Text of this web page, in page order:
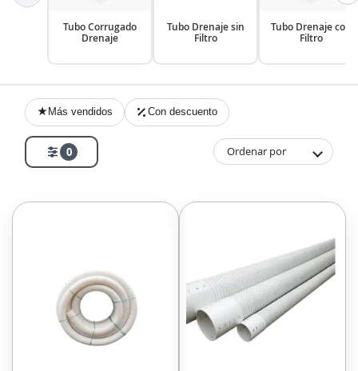
Tubo Corrugado
Drenaje
Tubo Drenaje sin
Filtro
Tubo Drenaje con
Filtro
Más vendidos Con descuento
0 Ordenar por